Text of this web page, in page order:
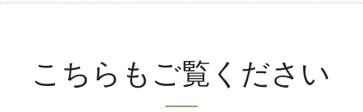
こちらもご覧ください